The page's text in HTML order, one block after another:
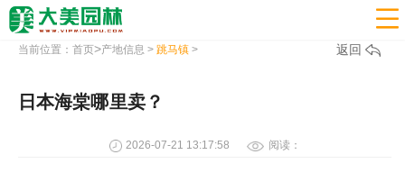

当前位置： 首页>产地信息 > 跳马镇> 返回
日本海棠哪里卖？
2026-07-21 13:17:58 阅读：